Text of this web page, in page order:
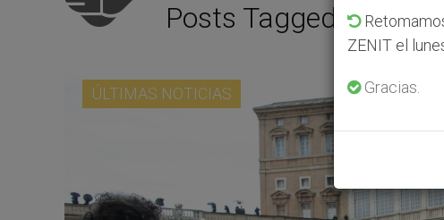
Posts Tagged ‘sí A La
ÚLTIMAS NOTICIAS
ZENIT el
Gracias.